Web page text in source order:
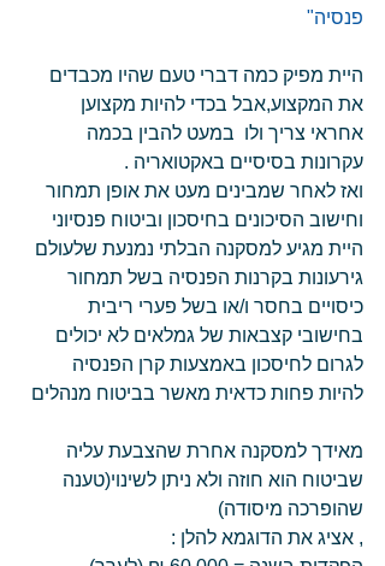
פנסיה"
היית מפיק כמה דברי טעם שהיו מכבדים
את המקצוע,אבל בכדי להיות מקצוען
אחראי צריך ולו  במעט להבין בכמה
עקרונות בסיסיים באקטואריה .
ואז לאחר שמבינים מעט את אופן תמחור
וחישוב הסיכונים בחיסכון וביטוח פנסיוני
היית מגיע למסקנה הבלתי נמנעת שלעולם
גירעונות בקרנות הפנסיה בשל תמחור
כיסויים בחסר ו/או בשל פערי ריבית
בחישובי קצבאות של גמלאים לא יכולים
לגרום לחיסכון באמצעות קרן הפנסיה
להיות פחות כדאית מאשר בביטוח מנהלים
מאידך למסקנה אחרת שהצבעת עליה
שביטוח הוא חוזה ולא ניתן לשינוי(טענה
שהופרכה מיסודה)
, אציג את הדוגמא להלן :